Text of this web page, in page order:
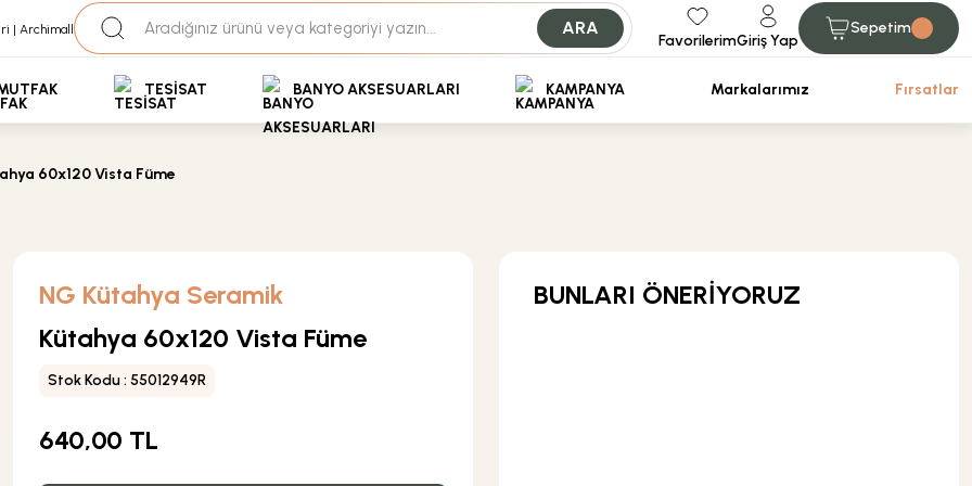
35+ Yıllık Tecrübe
Uzman Ekip Desteği
Ödemeli Özel Fiyatlar için Bizden Teklif Alabilirsiniz.
ARA
FavorilerimGiriş Yap
Sepetim
TESİSAT BANYO AKSESUARLARI KAMPANYA Markalarımız Fırsatlar
60x120 Vista Füme
NG Kütahya Seramik
Kütahya 60x120 Vista Füme
Stok Kodu : 55012949R
640,00 TL
BUNLARI ÖNERİYORUZ